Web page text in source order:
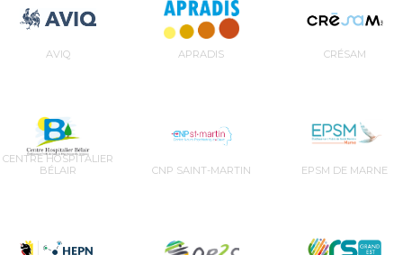
AVIQ APRADIS CRÉSAM
CENTRE HOSPITALIER
BÉLAIR
CNP SAINT-MARTIN EPSM DE MARNE